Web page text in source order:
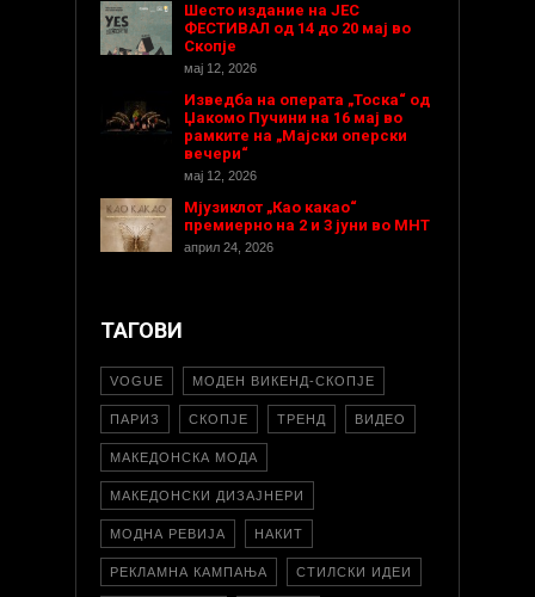
Шесто издание на ЈЕС
ФЕСТИВАЛ од 14 до 20 мај во
Скопје
мај 12, 2026
Изведба на операта „Тоска“ од
Џакомо Пучини на 16 мај во
рамките на „Мајски оперски
вечери“
мај 12, 2026
Мјузиклот „Као какао“
премиерно на 2 и 3 јуни во МНТ
април 24, 2026
ТАГОВИ
VOGUE МОДЕН ВИКЕНД-СКОПЈЕ
ПАРИЗ СКОПЈЕ ТРЕНД ВИДЕО
МАКЕДОНСКА МОДА
МАКЕДОНСКИ ДИЗАЈНЕРИ
МОДНА РЕВИЈА НАКИТ
РЕКЛАМНА КАМПАЊА СТИЛСКИ ИДЕИ